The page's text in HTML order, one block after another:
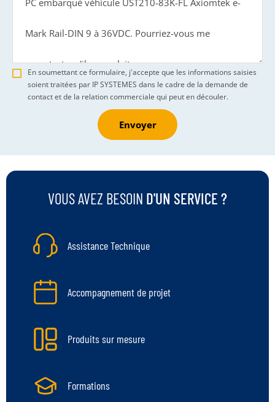
En soumettant ce formulaire, j'accepte que les informations saisies
soient traitées par IP SYSTEMES dans le cadre de la demande de
contact et de la relation commerciale qui peut en découler.
Envoyer
VOUS AVEZ BESOIN D'UN SERVICE ?
Assistance Technique
Accompagnement de projet
Produits sur mesure
Formations